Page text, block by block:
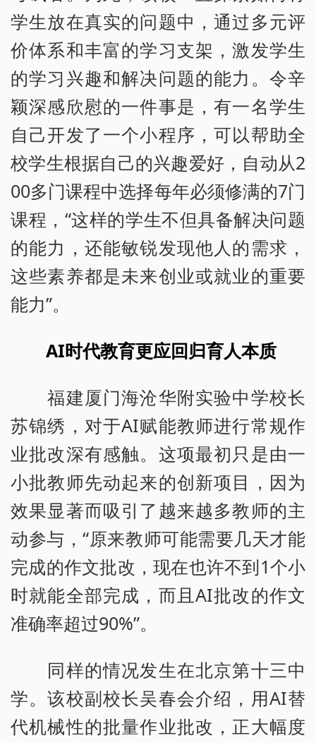
学生放在真实的问题中，通过多元评
价体系和丰富的学习支架，激发学生
的学习兴趣和解决问题的能力。令辛
颖深感欣慰的一件事是，有一名学生
自己开发了一个小程序，可以帮助全
校学生根据自己的兴趣爱好，自动从2
00多门课程中选择每年必须修满的7门
课程，“这样的学生不但具备解决问题
的能力，还能敏锐发现他人的需求，
这些素养都是未来创业或就业的重要
能力”。
AI时代教育更应回归育人本质
福建厦门海沧华附实验中学校长
苏锦绣，对于AI赋能教师进行常规作
业批改深有感触。这项最初只是由一
小批教师先动起来的创新项目，因为
效果显著而吸引了越来越多教师的主
动参与，“原来教师可能需要几天才能
完成的作文批改，现在也许不到1个小
时就能全部完成，而且AI批改的作文
准确率超过90%”。
同样的情况发生在北京第十三中
学。该校副校长吴春会介绍，用AI替
代机械性的批量作业批改，正大幅度